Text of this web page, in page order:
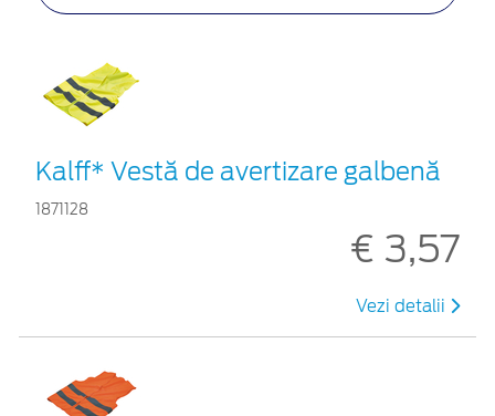
Kalff* Vestă de avertizare galbenă
1871128
€ 3,57
Vezi detalii